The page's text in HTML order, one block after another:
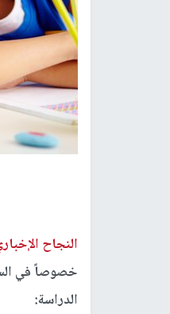
النجاح
خصوصاً في
الدراسة: